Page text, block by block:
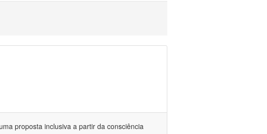
proposta inclusiva a partir da consciência